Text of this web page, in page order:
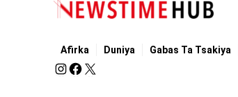
Afirka Duniya Gabas Ta Tsakiya